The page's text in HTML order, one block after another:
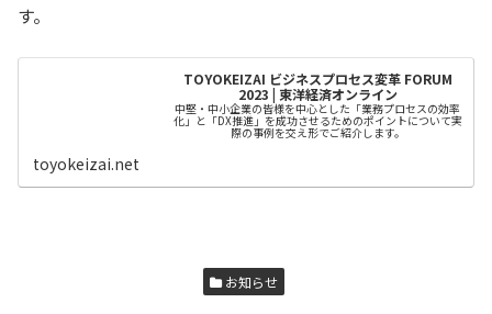
す。
TOYOKEIZAI ビジネスプロセス変革 FORUM
2023 | 東洋経済オンライン
中堅・中小企業の皆様を中心とした「業務プロセスの効率
化」と「DX推進」を成功させるためのポイントについて実
際の事例を交え形でご紹介します。
toyokeizai.net
お知らせ